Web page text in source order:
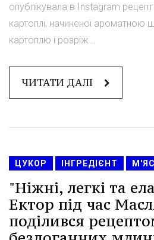
опублікувала в Instagram рецепт
картоплі, начиненої ароматною
картоплю і розріж...
ЧИТАТИ ДАЛІ
ЦУКОР ІНГРЕДІЄНТ
"Ніжні, легкі та
Ектор під час
поділився